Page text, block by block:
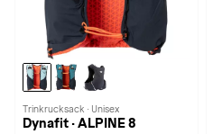
Trinkrucksack · Unisex
Dynafit · ALPINE 8